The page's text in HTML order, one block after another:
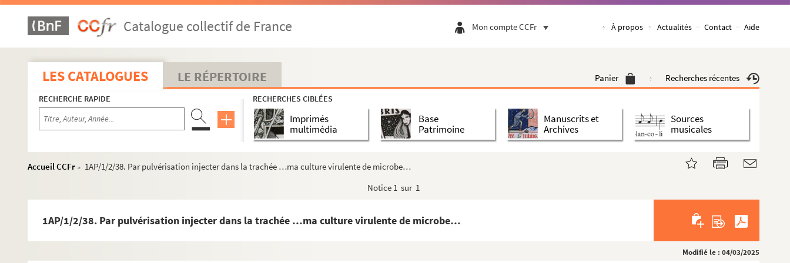
Catalogue collectif de France Mon compte CCFr À propos Actualités Contact Aide
LES CATALOGUES LE RÉPERTOIRE Panier Recherches récentes
RECHERCHE RAPIDE RECHERCHES CIBLÉES
Imprimés
multimédia
Base
Patrimoine
Manuscrits et
Archives
Sources
musicales
Accueil CCFr >
1AP/1/2/38. Par pulvérisation injecter dans la trachée …ma culture virulente de microbe…
Notice 1 sur 1
1AP/1/2/38. Par pulvérisation injecter dans la trachée …ma culture virulente de microbe…
Modifié le : 04/03/2025
1AP/1/2/10. Copie d'une lettre renvoyée à la Commission administrative de l'Académie des sciences …Monsieur le P...
1AP/1/2/11. Appréciations des journaux sur le tableau exposé au salon de cette année par Auguste Pointelin, prof...
1AP/1/2/12. Monsieur, le 9 août dernier, mon fils, âgé de 16 ans, fut mordu chez moi par une chienne de chasse d...
1AP/1/2/13. Note de Mr Pasteur au sujet de la discussion soulevée par Mr Peter C'est la seconde fois que Mr Pete...
1AP/1/2/14. Général, j'ai l'honneur de vous informer que les vacances de mon laboratoire devant commencer très p...
1AP/1/2/15. Cher docteur et ami, vous trouverez ci-joint 1° la lettre que je n'ai pu joindre hier à la lettre qu...
1AP/1/2/16. Quel étrange malentendu, mon cher Jean Baptiste ! Et que la visite à M.
1AP/1/2/17. Mon cher René, avez vous répondu à M. Verniet, et lui avez vous fait part de mon désir que ma signat...
1AP/1/2/21. Le ballon n° 43 de nov.1872 est-il